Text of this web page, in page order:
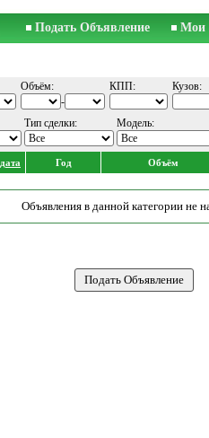
Подать Объявление Мои
Объём:
-
КПП: Кузов:
Тип сделки: Модель:
дата Год Объём
Объявления в данной категории не